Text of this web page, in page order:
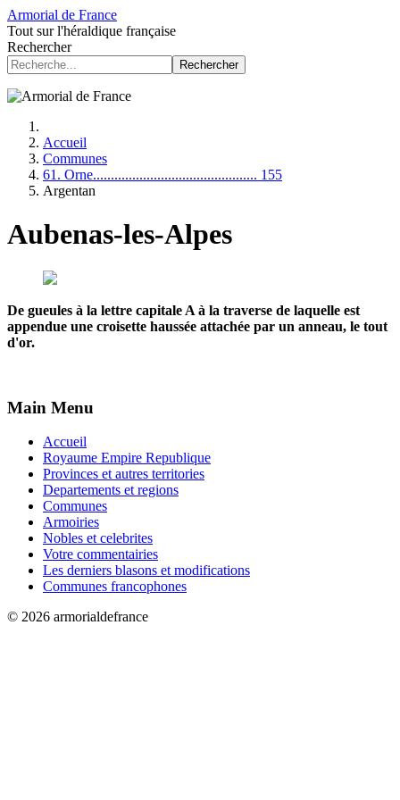
Armorial de France
Tout sur l'héraldique française
Rechercher
Rechercher
Accueil
Communes
61. Orne.............................................. 155
Argentan
Aubenas-les-Alpes
De gueules à la lettre capitale A à la traverse de laquelle est
appendue une croisette haussée attachée par un anneau, le tout
d'or.
Main Menu
Accueil
Royaume Empire Republique
Provinces et autres territories
Departements et regions
Communes
Armoiries
Nobles et celebrites
Votre commentairies
Les derniers blasons et modifications
Communes francophones
© 2026 armorialdefrance